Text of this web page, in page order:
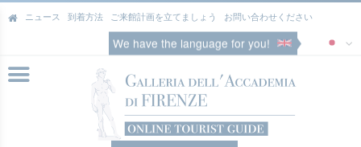
ニュース 到着方法 ご来館計画を立てましょう お問い合わせください
We have the language for you!